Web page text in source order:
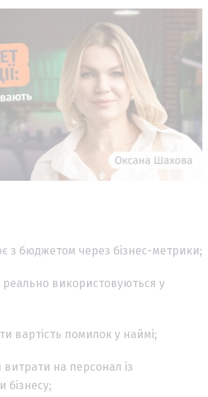
з бюджетом через бізнес-метрики;
використовуються у
вартість помилок у наймі;
витрати на персонал із
бізнесу;